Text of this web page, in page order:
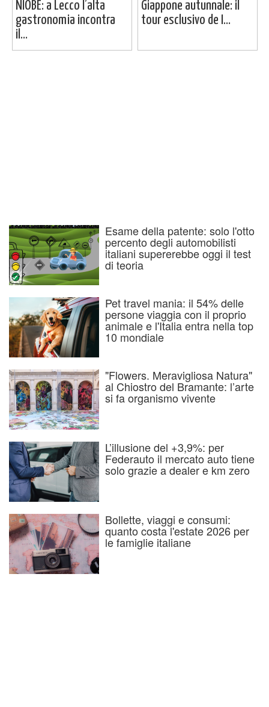
NIÒBĒ: a Lecco l’alta
gastronomia incontra
il...
Giappone autunnale: il
tour esclusivo de I...
Esame della patente: solo l'otto
percento degli automobilisti
italiani supererebbe oggi il test
di teoria
Pet travel mania: il 54% delle
persone viaggia con il proprio
animale e l'Italia entra nella top
10 mondiale
"Flowers. Meravigliosa Natura"
al Chiostro del Bramante: l’arte
si fa organismo vivente
L’illusione del +3,9%: per
Federauto il mercato auto tiene
solo grazie a dealer e km zero
Bollette, viaggi e consumi:
quanto costa l'estate 2026 per
le famiglie italiane